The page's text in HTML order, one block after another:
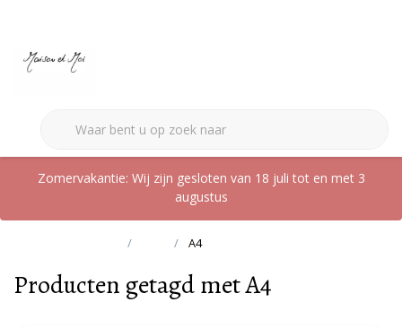
Zomervakantie: Wij zijn gesloten van 18 juli tot en met 3
augustus
A4
Producten getagd met A4